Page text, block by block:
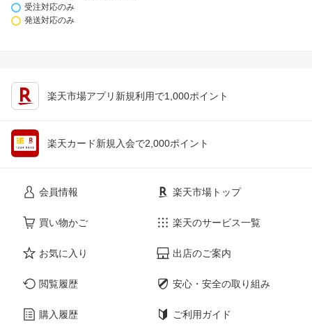
受注対応のみ
発送対応のみ
楽天市場アプリ新規利用で1,000ポイント
楽天カード新規入会で2,000ポイント
会員情報
買い物かご
お気に入り
閲覧履歴
購入履歴
楽天市場トップ
楽天のサービス一覧
出店のご案内
安心・安全の取り組み
ご利用ガイド